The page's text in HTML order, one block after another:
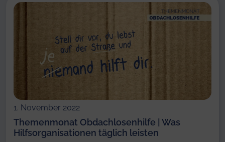
1. November 2022
Themenmonat Obdachlosenhilfe | Was
Hilfsorganisationen täglich leisten